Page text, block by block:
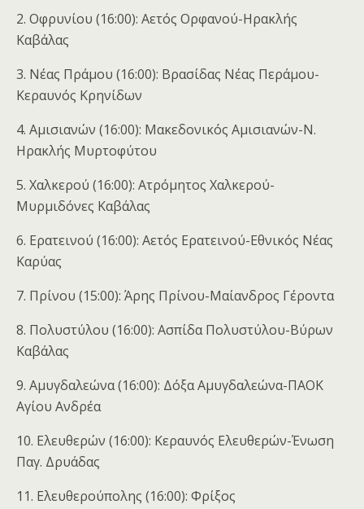
2. Οφρυνίου (16:00): Αετός Ορφανού-Ηρακλής
Καβάλας
3. Νέας Πράμου (16:00): Βρασίδας Νέας Περάμου-
Κεραυνός Κρηνίδων
4. Αμισιανών (16:00): Μακεδονικός Αμισιανών-Ν.
Ηρακλής Μυρτοφύτου
5. Χαλκερού (16:00): Ατρόμητος Χαλκερού-
Μυρμιδόνες Καβάλας
6. Ερατεινού (16:00): Αετός Ερατεινού-Εθνικός Νέας
Καρύας
7. Πρίνου (15:00): Άρης Πρίνου-Μαίανδρος Γέροντα
8. Πολυστύλου (16:00): Ασπίδα Πολυστύλου-Βύρων
Καβάλας
9. Αμυγδαλεώνα (16:00): Δόξα Αμυγδαλεώνα-ΠΑΟΚ
Αγίου Ανδρέα
10. Ελευθερών (16:00): Κεραυνός Ελευθερών-Ένωση
Παγ. Δρυάδας
11. Ελευθερούπολης (16:00): Φρίξος